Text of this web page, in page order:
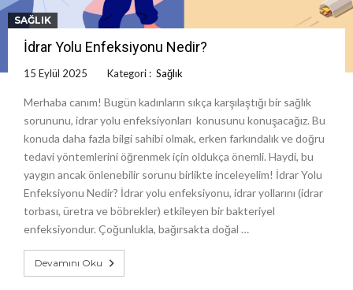
SAĞLIK
İdrar Yolu Enfeksiyonu Nedir?
15 Eylül 2025 Kategori : Sağlık
Merhaba canım! Bugün kadınların sıkça karşılaştığı bir sağlık
sorununu, idrar yolu enfeksiyonları konusunu konuşacağız. Bu
konuda daha fazla bilgi sahibi olmak, erken farkındalık ve doğru
tedavi yöntemlerini öğrenmek için oldukça önemli. Haydi, bu
yaygın ancak önlenebilir sorunu birlikte inceleyelim! İdrar Yolu
Enfeksiyonu Nedir? İdrar yolu enfeksiyonu, idrar yollarını (idrar
torbası, üretra ve böbrekler) etkileyen bir bakteriyel
enfeksiyondur. Çoğunlukla, bağırsakta doğal …
Devamını Oku